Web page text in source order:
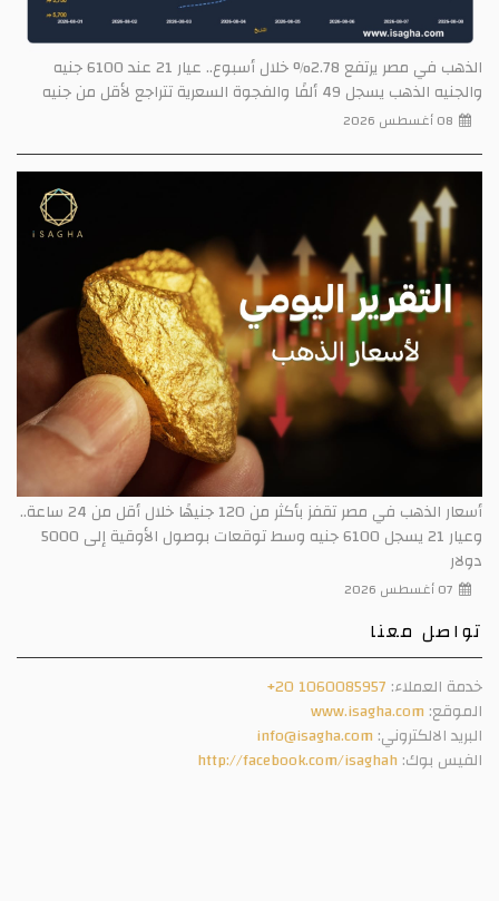
الذهب في مصر يرتفع 2.78% خلال أسبوع.. عيار 21 عند 6100 جنيه
والجنيه الذهب يسجل 49 ألفًا والفجوة السعرية تتراجع لأقل من جنيه
08 أغسطس 2026
أسعار الذهب في مصر تقفز بأكثر من 120 جنيهًا خلال أقل من 24 ساعة..
وعيار 21 يسجل 6100 جنيه وسط توقعات بوصول الأوقية إلى 5000
دولار
07 أغسطس 2026
تواصل معنا
خدمة العملاء: +20 1060085957
الموقع: www.isagha.com
البريد الالكتروني: info@isagha.com
الفيس بوك: http://facebook.com/isaghah